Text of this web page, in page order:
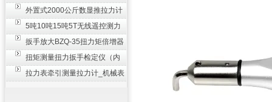
业用数显测力计价格
外置式2000公斤数显推拉力计
_数字拉力压力测试仪
5吨10吨15吨5T无线遥控测力
计_带遥控电子拉力计数显式
扳手放大BZQ-35扭力矩倍增器
_3500牛米扭力倍力器仪
扭矩测量扭力扳手检定仪（内
置打印） 扭矩检验仪器
拉力表牵引测量拉力计_机械表